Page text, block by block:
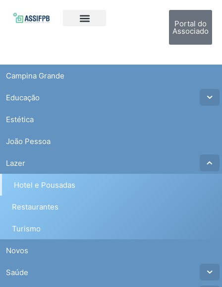
Portal do
Associado
Campina Grande
Educação
Estética
João Pessoa
Lazer
Hotel e Pousadas
Restaurantes
Turismo
Novos
Saúde